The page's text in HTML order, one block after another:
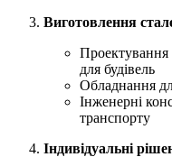
Виготовлення
Проектування
для будівель
Обладнання
Інженерні
транспорту
Індивідуальні